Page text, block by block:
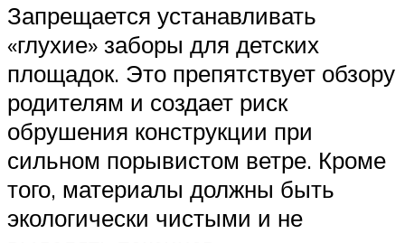
Запрещается устанавливать
«глухие» заборы для детских
площадок. Это препятствует обзору
родителям и создает риск
обрушения конструкции при
сильном порывистом ветре. Кроме
того, материалы должны быть
экологически чистыми и не